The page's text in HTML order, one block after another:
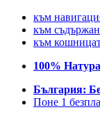
към
към
към
100%
България:
Поне 1